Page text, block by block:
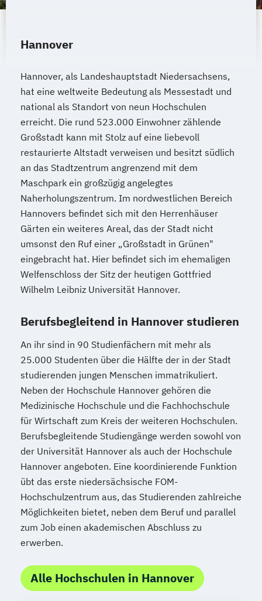
"Sportmedizin"
Heilpraktiker/-in für Psychotherapie
Fachrichtung "Burnout-Prävention"
Heilpraktiker/-in für Psychotherapie
Fachrichtung "Entspannungstherapie"
Heilpraktiker/-in für Psychotherapie
Fachrichtung "Paarberatung"
Heilpraktiker/-in für Psychotherapie
Fachrichtung "Psychologische/r Berater/-
in"
Heilpraktiker/-in für Psychotherapie
Fachrichtung "Systemische Beratung"
Klassische Homöopathie
Klassische Veterinärhomöopathie
Konfliktmanager/in Lernberater/-in
NLP Tools in der psychologischen
Beratungspraxis
Paarberater/ -in
Paarberater/-in + Systemische/r Berater/-
in
Personal Trainer/-in
Personal Trainer/-in Fachrichtung "Fitness
65+ (Seniorentrainer/-in)"
Personal Trainer/-in mit Fachrichtung
"Lebensmittelunverträglichkeiten"
Personal Trainer/-in mit Zusatzmodul
"Betriebswirtschaft"
Pflanzenkunde in der Ernährung
Psychologische/r Berater/-in
"Burnout-Prävention"
Psychologische/r Berater/-in Fachrichtung
Hannover
Hannover, als Landeshauptstadt Niedersachsens,
hat eine weltweite Bedeutung als Messestadt und
national als Standort von neun Hochschulen
erreicht. Die rund 523.000 Einwohner zählende
Großstadt kann mit Stolz auf eine liebevoll
restaurierte Altstadt verweisen und besitzt südlich
an das Stadtzentrum angrenzend mit dem
Maschpark ein großzügig angelegtes
Naherholungszentrum. Im nordwestlichen Bereich
Hannovers befindet sich mit den Herrenhäuser
Gärten ein weiteres Areal, das der Stadt nicht
umsonst den Ruf einer „Großstadt in Grünen"
eingebracht hat. Hier befindet sich im ehemaligen
Welfenschloss der Sitz der heutigen Gottfried
Wilhelm Leibniz Universität Hannover.
Berufsbegleitend in Hannover studieren
An ihr sind in 90 Studienfächern mit mehr als
25.000 Studenten über die Hälfte der in der Stadt
studierenden jungen Menschen immatrikuliert.
Neben der Hochschule Hannover gehören die
Medizinische Hochschule und die Fachhochschule
für Wirtschaft zum Kreis der weiteren Hochschulen.
Berufsbegleitende Studiengänge werden sowohl von
der Universität Hannover als auch der Hochschule
Hannover angeboten. Eine koordinierende Funktion
übt das erste niedersächsische FOM-
Hochschulzentrum aus, das Studierenden zahlreiche
Möglichkeiten bietet, neben dem Beruf und parallel
zum Job einen akademischen Abschluss zu
erwerben.
Alle Hochschulen in Hannover